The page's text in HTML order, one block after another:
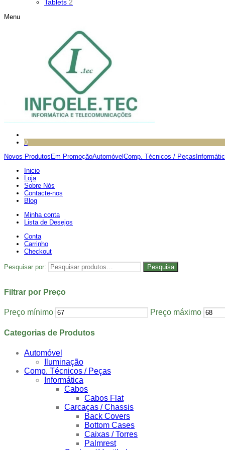
Tablets 2
Menu
0
Novos Produtos Em PromoçãoAutomóvel Comp. Técnicos / Peças
Inicio
Loja
Sobre Nós
Contacte-nos
Blog
Minha conta
Lista de Desejos
Conta
Carrinho
Checkout
Pesquisar por: Pesquisa
Filtrar por Preço
Preço mínimo Preço máximo
Categorias de Produtos
Automóvel
Iluminação
Comp. Técnicos / Peças
Informática
Cabos
Cabos Flat
Carcaças / Chassis
Back Covers
Bottom Cases
Caixas / Torres
Palmrest